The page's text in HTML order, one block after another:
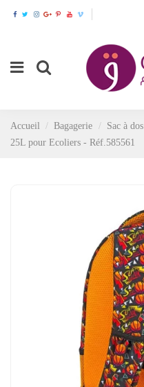
Accueil Bagagerie Sac à dos
25L pour Ecoliers - Réf.585561